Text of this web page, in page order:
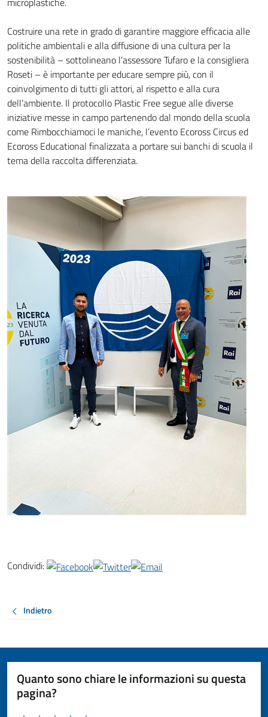
Costruire una rete in grado di garantire maggiore efficacia alle
politiche ambientali e alla diffusione di una cultura per la
sostenibilità – sottolineano l’assessore Tufaro e la consigliera
Roseti – è importante per educare sempre più, con il
coinvolgimento di tutti gli attori, al rispetto e alla cura
dell’ambiente. Il protocollo Plastic Free segue alle diverse
iniziative messe in campo partenendo dal mondo della scuola
come Rimbocchiamoci le maniche, l’evento Ecoross Circus ed
Ecoross Educational finalizzata a portare sui banchi di scuola il
tema della raccolta differenziata.
Condividi:
Indietro
Quanto sono chiare le informazioni su questa
pagina?